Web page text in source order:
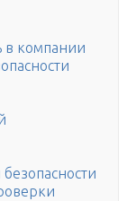
в компании